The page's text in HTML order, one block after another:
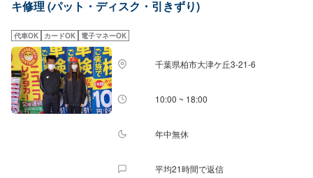
キ修理 (パット・ディスク・引きずり)
代車OK カードOK 電子マネーOK
千葉県柏市大津ケ丘3-21-6
10:00 ~ 18:00
年中無休
平均21時間で返信